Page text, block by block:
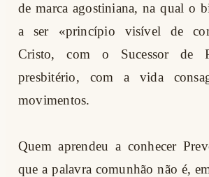
de marca agostiniana, na qual o
a ser «princípio visível de
Cristo, com o Sucessor de
presbitério, com a vida
movimentos.
Quem aprendeu a conhecer
que a palavra comunhão não é,